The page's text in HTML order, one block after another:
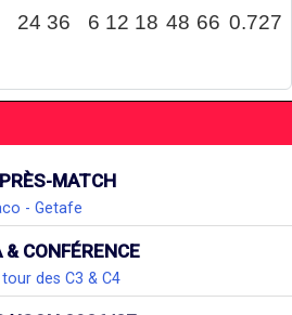
24 36 6 12 18 48 66 0.727
MATCH
- Getafe
& CONFÉRENCE
des C3 & C4